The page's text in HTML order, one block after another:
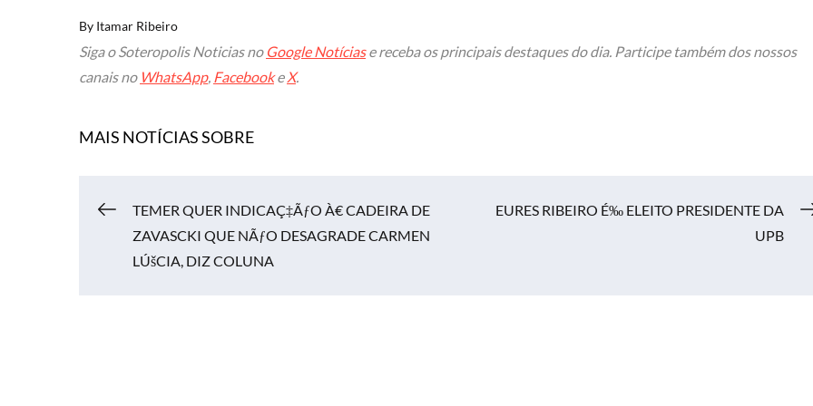
By Itamar Ribeiro
Siga o Soteropolis Noticias no Google Notíciase receba os principais destaques do dia. Participe também dos nossos
canais no WhatsApp, FacebookeX.
MAIS NOTÍCIAS SOBRE
Navegação
TEMER QUER INDICAÇ‡ÃƒO À€ CADEIRA DE
ZAVASCKI QUE NÃƒO DESAGRADE CARMEN
LÚšCIA, DIZ COLUNA
EURES RIBEIRO É‰ ELEITO PRESIDENTE DA
UPB